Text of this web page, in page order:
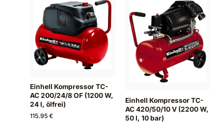
Einhell Kompressor TC-
AC 200/24/8 OF (1200 W,
24 l, ölfrei)
115.95 €
Einhell Kompressor TC-
AC 420/50/10 V (2200 W,
50 l, 10 bar)